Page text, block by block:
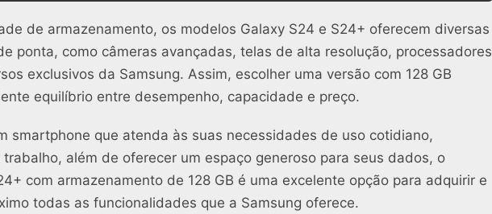
de armazenamento, os modelos Galaxy S24 e S24+ oferecem diversas
ponta, como câmeras avançadas, telas de alta resolução, processadores
exclusivos da Samsung. Assim, escolher uma versão com 128 GB
equilíbrio entre desempenho, capacidade e preço.
smartphone que atenda às suas necessidades de uso cotidiano,
além de oferecer um espaço generoso para seus dados, o
com armazenamento de 128 GB é uma excelente opção para adquirir e
todas as funcionalidades que a Samsung oferece.